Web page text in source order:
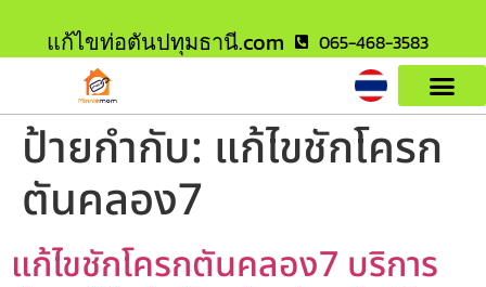
แก้ไขท่อตันปทุมธานี.com 065-468-3583
ป้ายกำกับ: แก้ไขชักโครก
ตันคลอง7
แก้ไขชักโครกตันคลอง7 บริการ